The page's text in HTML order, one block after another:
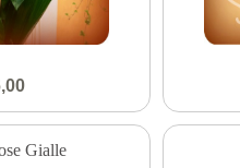
Gialle